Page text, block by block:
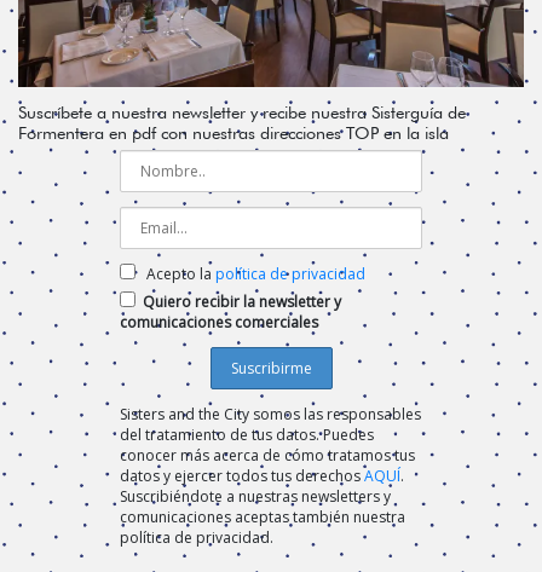
Suscríbete a nuestra newsletter y recibe nuestra Sisterguía de
Formentera en pdf con nuestras direcciones TOP en la isla
Acepto la política de privacidad
Quiero recibir la newsletter y
comunicaciones comerciales
Sisters and the City somos las responsables
del tratamiento de tus datos. Puedes
conocer más acerca de cómo tratamos tus
datos y ejercer todos tus derechosAQUÍ.
Suscribiéndote a nuestras newsletters y
comunicaciones aceptas también nuestra
política de privacidad.